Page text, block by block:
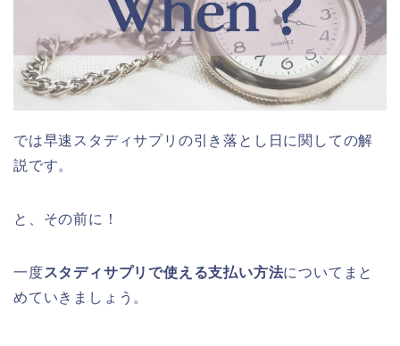
では早速スタディサプリの引き落とし日に関しての解
説です。
と、その前に！
一度スタディサプリで使える支払い方法についてまと
めていきましょう。